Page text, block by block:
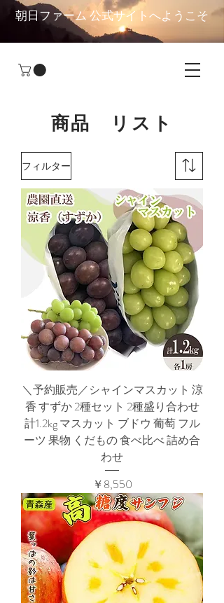
朝日ファーム 公式サイトへようこそ
​商品 リスト
フィルター
＼予約販売／シャインマスカット 涼
香 すずか 2種セット 2種盛り合わせ
計1.2kg マスカット ブドウ 葡萄 フル
ーツ 果物 くだもの 食べ比べ 詰め合
わせ
価格
￥8,550